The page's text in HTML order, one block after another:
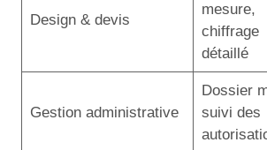
Design & devis
mesure,
chiffrage
détaillé
Gestion administrative
Dossier
suivi des